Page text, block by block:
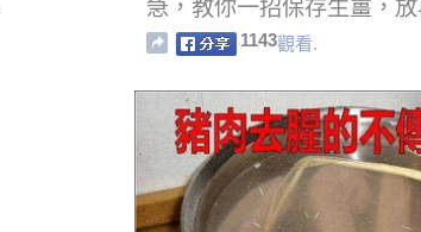
急，教你一招保存生薑，放
以
1143觀看.